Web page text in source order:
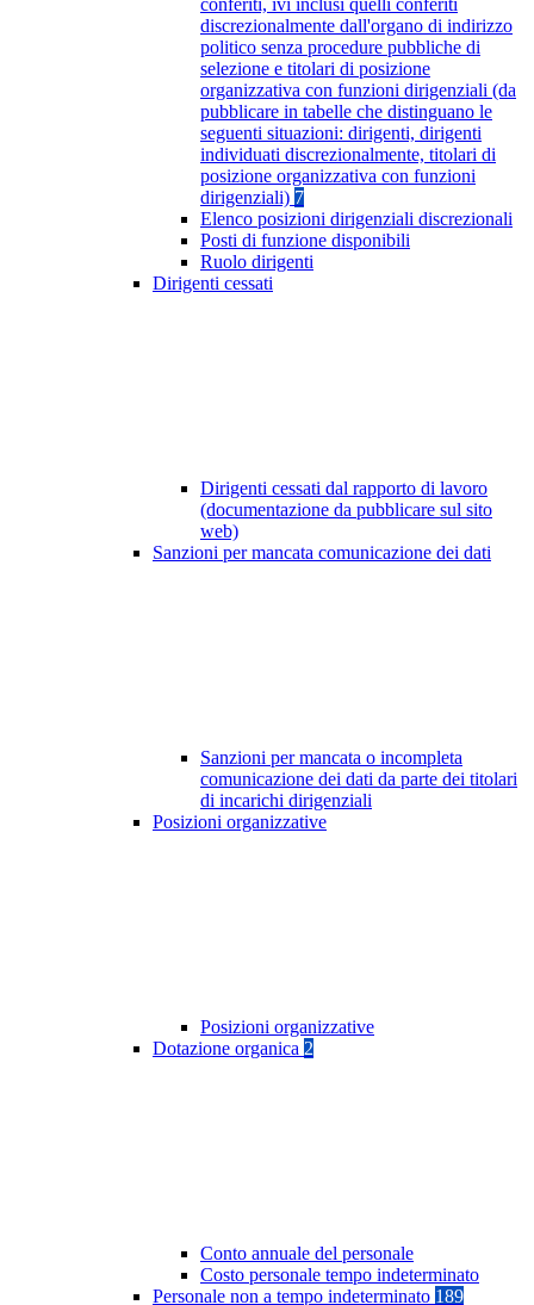
conferiti, ivi inclusi quelli conferiti
discrezionalmente dall'organo di indirizzo
politico senza procedure pubbliche di
selezione e titolari di posizione
organizzativa con funzioni dirigenziali (da
pubblicare in tabelle che distinguano le
seguenti situazioni: dirigenti, dirigenti
individuati discrezionalmente, titolari di
posizione organizzativa con funzioni
dirigenziali) 7
Elenco posizioni dirigenziali discrezionali
Posti di funzione disponibili
Ruolo dirigenti
Dirigenti cessati
Dirigenti cessati dal rapporto di lavoro
(documentazione da pubblicare sul sito
web)
Sanzioni per mancata comunicazione dei dati
Sanzioni per mancata o incompleta
comunicazione dei dati da parte dei titolari
di incarichi dirigenziali
Posizioni organizzative
Posizioni organizzative
Dotazione organica 2
Conto annuale del personale
Costo personale tempo indeterminato
Personale non a tempo indeterminato 189